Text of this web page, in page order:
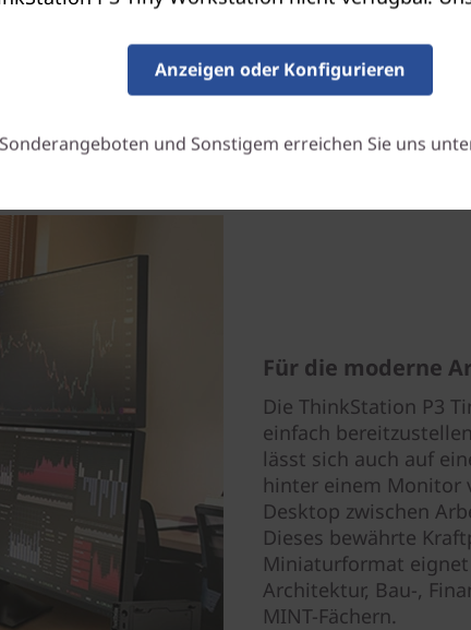
Für die moderne
Die ThinkStation P3
einfach
lässt sich auch auf
hinter einem Monitor
Desktop zwischen
Dieses bewährte
Miniaturformat
Architektur, Bau-,
MINT-Fächern.
Anzeigen oder Konfigurieren
und Sonstigem erreichen Sie uns